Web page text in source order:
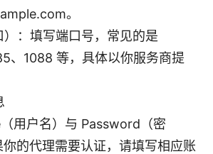
。
：填写端口号，常见的是
、1088 等，具体以你服务商提
用户名）与 Password（密
的代理需要认证，请填写相应账